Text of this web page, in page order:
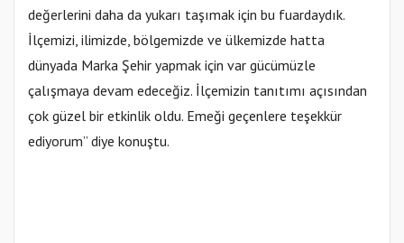
değerlerini daha da yukarı taşımak için bu fuardaydık.
İlçemizi, ilimizde, bölgemizde ve ülkemizde hatta
dünyada Marka Şehir yapmak için var gücümüzle
çalışmaya devam edeceğiz. İlçemizin tanıtımı açısından
çok güzel bir etkinlik oldu. Emeği geçenlere teşekkür
ediyorum” diye konuştu.